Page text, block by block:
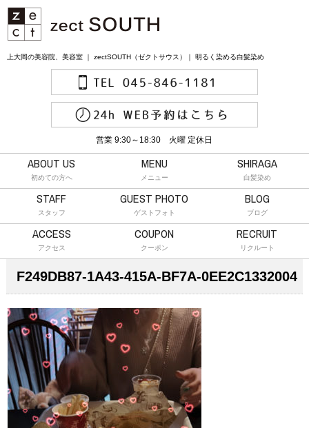
上大岡の美容院、美容室 ｜ zectSOUTH（ゼクトサウス）｜ 明るく染める白髪染め
営業 9:30～18:30 火曜 定休日
ABOUT US
初めての方へ
MENU
メニュー
SHIRAGA
白髪染め
STAFF
スタッフ
GUEST PHOTO
ゲストフォト
BLOG
ブログ
ACCESS
アクセス
COUPON
クーポン
RECRUIT
リクルート
F249DB87-1A43-415A-BF7A-0EE2C1332004